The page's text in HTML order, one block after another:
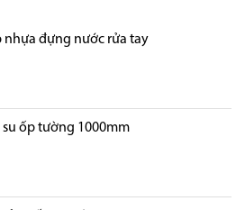
nhựa đựng nước rửa tay
su ốp tường 1000mm